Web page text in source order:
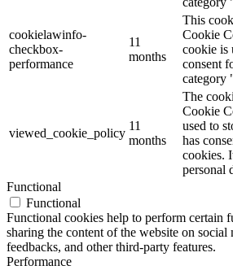
cookielawinfo-
checkbox-
performance
11
months
This
Cookie
cookie is
consent
category
viewed_cookie_policy
11
months
The
Cookie
used to
has
cookies.
personal
Functional
Functional
Functional cookies help to perform certain
sharing the content of the website on
feedbacks, and other third-party features.
Performance